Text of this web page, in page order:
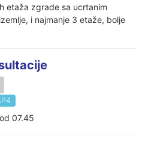
etaža zgrade sa ucrtanim
i najmanje 3 etaže, bolje
07.45